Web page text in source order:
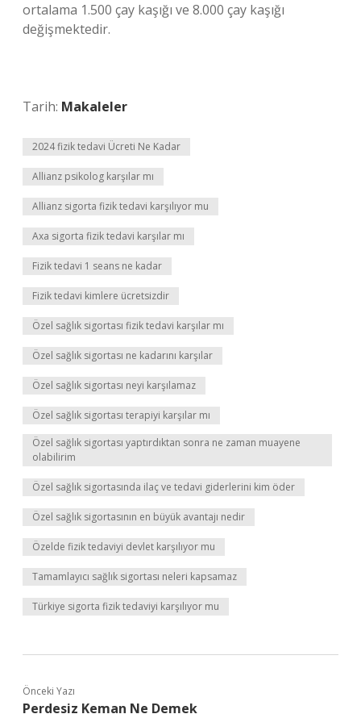
ortalama 1.500 çay kaşığı ve 8.000 çay kaşığı
değişmektedir.
Tarih: Makaleler
2024 fizik tedavi Ücreti Ne Kadar
Allianz psikolog karşılar mı
Allianz sigorta fizik tedavi karşılıyor mu
Axa sigorta fizik tedavi karşılar mı
Fizik tedavi 1 seans ne kadar
Fizik tedavi kimlere ücretsizdir
Özel sağlık sigortası fizik tedavi karşılar mı
Özel sağlık sigortası ne kadarını karşılar
Özel sağlık sigortası neyi karşılamaz
Özel sağlık sigortası terapiyi karşılar mı
Özel sağlık sigortası yaptırdıktan sonra ne zaman muayene
olabilirim
Özel sağlık sigortasında ilaç ve tedavi giderlerini kim öder
Özel sağlık sigortasının en büyük avantajı nedir
Özelde fizik tedaviyi devlet karşılıyor mu
Tamamlayıcı sağlık sigortası neleri kapsamaz
Türkiye sigorta fizik tedaviyi karşılıyor mu
Önceki Yazı
Perdesiz Keman Ne Demek